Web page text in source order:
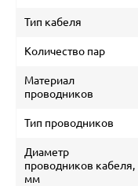
Тип кабеля
Количество пар
Материал
проводников
Тип проводников
Диаметр
проводников кабеля,
мм